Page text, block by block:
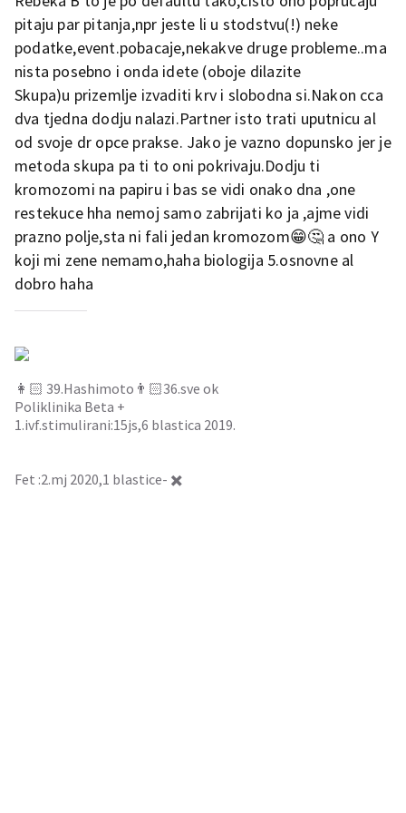
neka moderna napredna privatna klinika, zaista!
pitaju par pitanja,npr jeste li u stodstvu(!) neke
podatke,event.pobacaje,nekakve druge probleme..ma
nista posebno i onda idete (oboje dilazite
Skupa)u prizemlje izvaditi krv i slobodna si.Nakon cca
dva tjedna dodju nalazi.Partner isto trati uputnicu al
od svoje dr opce prakse. Jako je vazno dopunsko jer je
metoda skupa pa ti to oni pokrivaju.Dodju ti
kromozomi na papiru i bas se vidi onako dna ,one
restekuce hha nemoj samo zabrijati ko ja ,ajme vidi
prazno polje,sta ni fali jedan kromozom😁🤔 a ono Y
koji mi zene nemamo,haha biologija 5.osnovne al
dobro haha
👩🏻 39.Hashimoto👨🏻36.sve ok
Poliklinika Beta +
1.ivf.stimulirani:15js,6 blastica 2019.
Fet :2.mj 2020,1 blastice- ✖️